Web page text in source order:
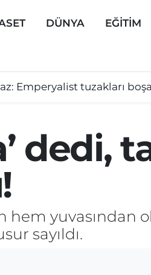
DÜNYA EĞİTİM
Emperyalist tuzakları
dedi,
hem yuvasından
sayıldı.